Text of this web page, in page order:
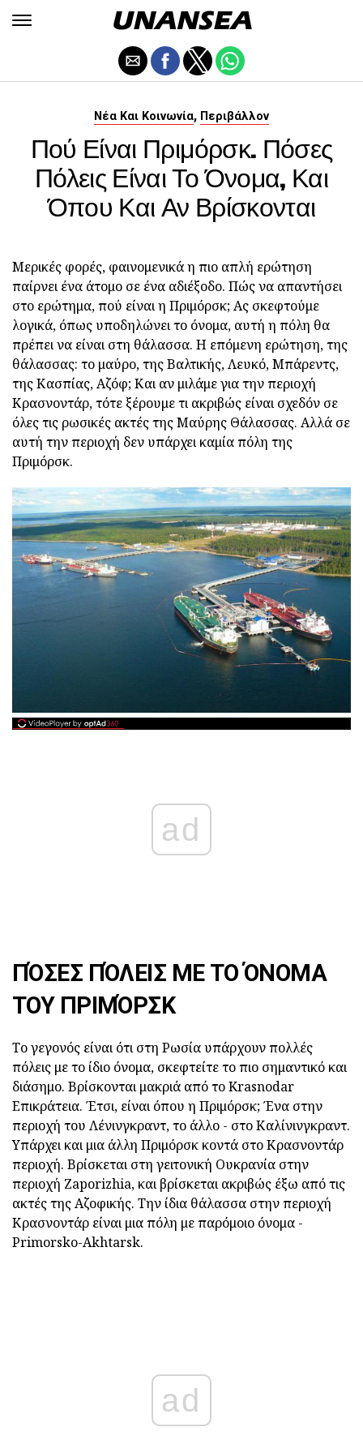
Νέα Και Κοινωνία, Περιβάλλον
Πού Είναι Πριμόρσκ. Πόσες
Πόλεις Είναι Το Όνομα, Και
Όπου Και Αν Βρίσκονται
Μερικές φορές, φαινομενικά η πιο απλή ερώτηση
παίρνει ένα άτομο σε ένα αδιέξοδο. Πώς να απαντήσει
στο ερώτημα, πού είναι η Πριμόρσκ; Ας σκεφτούμε
λογικά, όπως υποδηλώνει το όνομα, αυτή η πόλη θα
πρέπει να είναι στη θάλασσα. Η επόμενη ερώτηση, της
θάλασσας: το μαύρο, της Βαλτικής, Λευκό, Μπάρεντς,
της Κασπίας, Αζόφ; Και αν μιλάμε για την περιοχή
Κρασνοντάρ, τότε ξέρουμε τι ακριβώς είναι σχεδόν σε
όλες τις ρωσικές ακτές της Μαύρης Θάλασσας. Αλλά σε
αυτή την περιοχή δεν υπάρχει καμία πόλη της
Πριμόρσκ.
ad
ΠΌΣΕΣ ΠΌΛΕΙΣ ΜΕ ΤΟ ΌΝΟΜΑ
ΤΟΥ ΠΡΙΜΌΡΣΚ
Το γεγονός είναι ότι στη Ρωσία υπάρχουν πολλές
πόλεις με το ίδιο όνομα, σκεφτείτε το πιο σημαντικό και
διάσημο. Βρίσκονται μακριά από το Krasnodar
Επικράτεια. Έτσι, είναι όπου η Πριμόρσκ; Ένα στην
περιοχή του Λένινγκραντ, το άλλο - στο Καλίνινγκραντ.
Υπάρχει και μια άλλη Πριμόρσκ κοντά στο Κρασνοντάρ
περιοχή. Βρίσκεται στη γειτονική Ουκρανία στην
περιοχή Zaporizhia, και βρίσκεται ακριβώς έξω από τις
ακτές της Αζοφικής. Την ίδια θάλασσα στην περιοχή
Κρασνοντάρ είναι μια πόλη με παρόμοιο όνομα -
Primorsko-Akhtarsk.
ad